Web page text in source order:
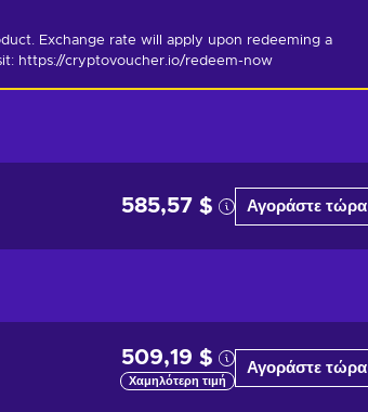
Exchange rate will apply upon redeeming a
https://cryptovoucher.io/redeem-now
585,57 $ Αγοράστε τώρα
509,19 $
Χαμηλότερη τιμή
Αγοράστε τώρα